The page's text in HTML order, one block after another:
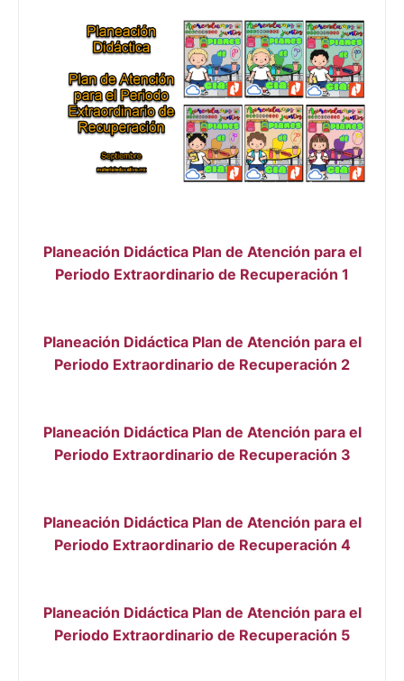
Planeación Didáctica Plan de Atención para el
Periodo Extraordinario de Recuperación 1
Planeación Didáctica Plan de Atención para el
Periodo Extraordinario de Recuperación 2
Planeación Didáctica Plan de Atención para el
Periodo Extraordinario de Recuperación 3
Planeación Didáctica Plan de Atención para el
Periodo Extraordinario de Recuperación 4
Planeación Didáctica Plan de Atención para el
Periodo Extraordinario de Recuperación 5